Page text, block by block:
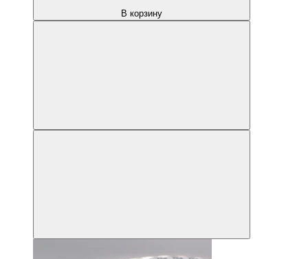
В корзину